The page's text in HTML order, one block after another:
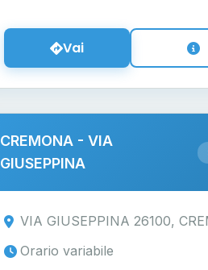
Vai
CREMONA - VIA
GIUSEPPINA
VIA GIUSEPPINA 26100,
Orario variabile